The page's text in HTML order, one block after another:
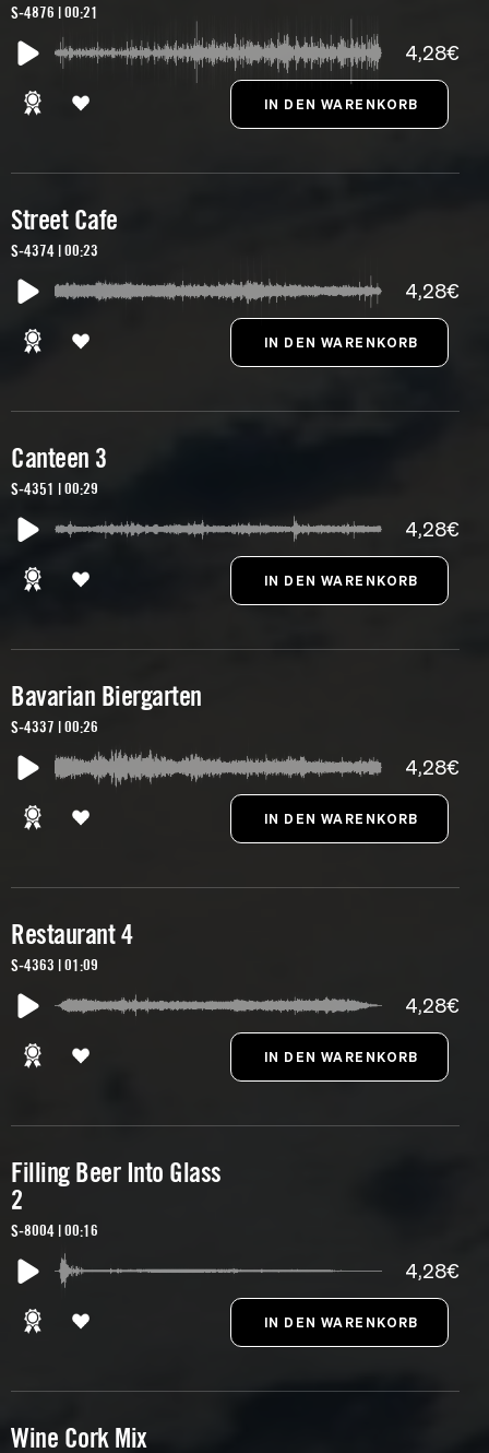
S-4876 | 00:21
4,28€
Street Cafe
S-4374 | 00:23
4,28€
Canteen 3
S-4351 | 00:29
4,28€
Bavarian Biergarten
S-4337 | 00:26
4,28€
Restaurant 4
S-4363 | 01:09
4,28€
Filling Beer Into Glass
2
S-8004 | 00:16
4,28€
Wine Cork Mix